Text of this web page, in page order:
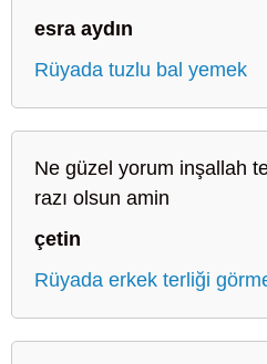
esra aydın
Rüyada tuzlu bal yemek
Ne güzel yorum inşallah
razı olsun amin
çetin
Rüyada erkek terliği